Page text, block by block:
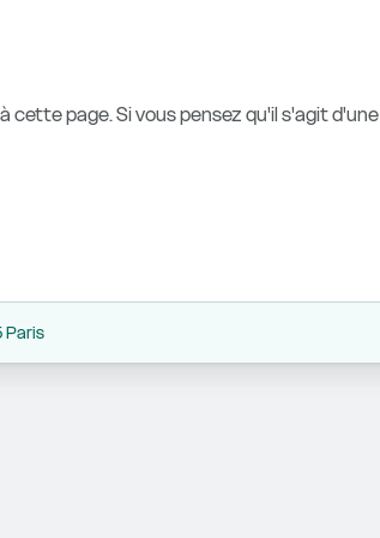
cette page. Si vous pensez qu'il s'agit d'une
Paris